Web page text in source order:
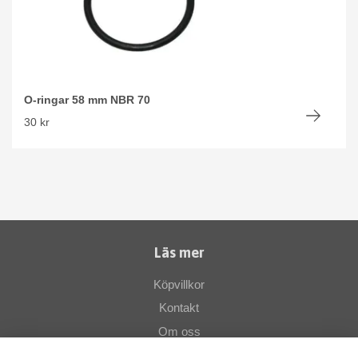
O-ringar 58 mm NBR 70
30 kr
Läs mer
Köpvillkor
Kontakt
Om oss